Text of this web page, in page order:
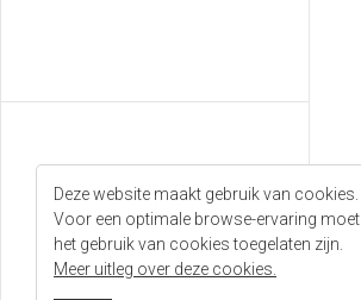
T. +32 (0)58 31 61 50
E.verkoop@catteeu.eu
Deze website maakt gebruik van cookies.
Voor een optimale browse-ervaring moet
het gebruik van cookies toegelaten zijn.
Meer uitleg over deze cookies.